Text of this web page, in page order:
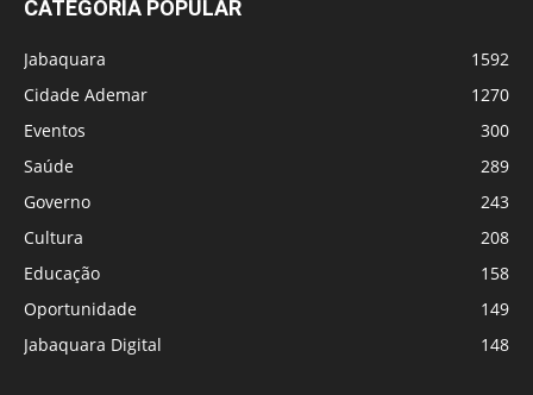
CATEGORIA POPULAR
Jabaquara
1592
Cidade Ademar
1270
Eventos
300
Saúde
289
Governo
243
Cultura
208
Educação
158
Oportunidade
149
Jabaquara Digital
148